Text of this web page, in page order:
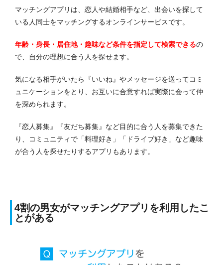
マッチングアプリは、恋人や結婚相手など、出会いを探して
いる人同士をマッチングするオンラインサービスです。
年齢・身長・居住地・趣味など条件を指定して検索できるの
で、自分の理想に合う人を探せます。
気になる相手がいたら『いいね』やメッセージを送ってコミ
ュニケーションをとり、お互いに合意すれば実際に会って仲
を深められます。
『恋人募集』『友だち募集』など目的に合う人を募集できた
り、コミュニティで「料理好き」「ドライブ好き」など趣味
が合う人を探せたりするアプリもあります。
4割の男女がマッチングアプリを利用したこ
とがある